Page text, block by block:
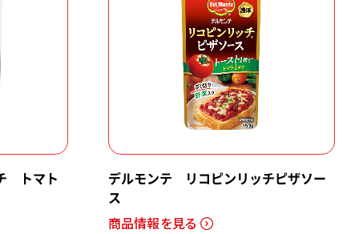
トマト
デルモンテ リコピンリッチピザソー
ス
商品情報を見る